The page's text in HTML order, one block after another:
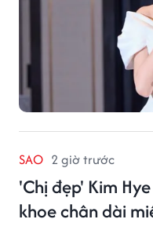
SAO 2 giờ trước
'Chị đẹp' Kim
khoe chân dài